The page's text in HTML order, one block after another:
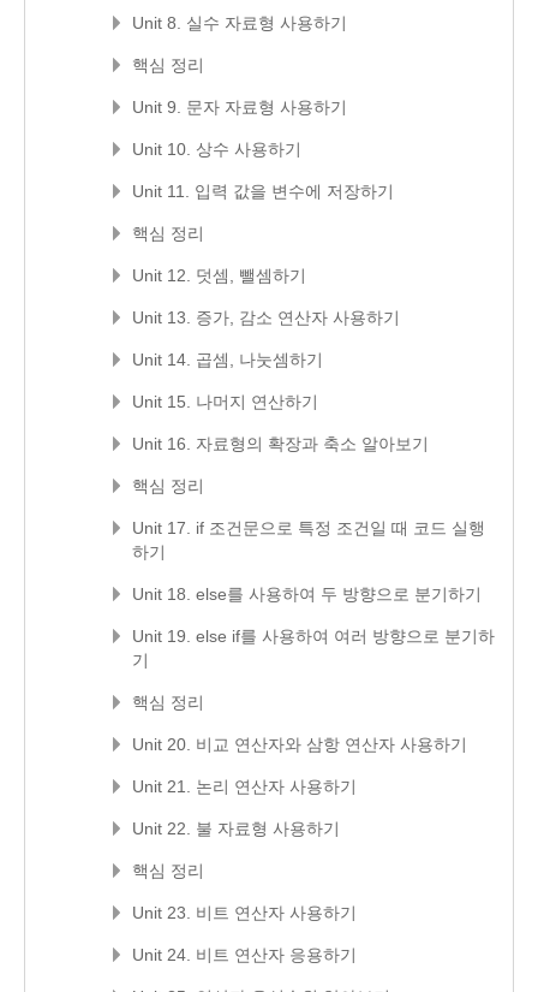
Unit 8. 실수 자료형 사용하기
핵심 정리
Unit 9. 문자 자료형 사용하기
Unit 10. 상수 사용하기
Unit 11. 입력 값을 변수에 저장하기
핵심 정리
Unit 12. 덧셈, 뺄셈하기
Unit 13. 증가, 감소 연산자 사용하기
Unit 14. 곱셈, 나눗셈하기
Unit 15. 나머지 연산하기
Unit 16. 자료형의 확장과 축소 알아보기
핵심 정리
Unit 17. if 조건문으로 특정 조건일 때 코드 실행
하기
Unit 18. else를 사용하여 두 방향으로 분기하기
Unit 19. else if를 사용하여 여러 방향으로 분기하
기
핵심 정리
Unit 20. 비교 연산자와 삼항 연산자 사용하기
Unit 21. 논리 연산자 사용하기
Unit 22. 불 자료형 사용하기
핵심 정리
Unit 23. 비트 연산자 사용하기
Unit 24. 비트 연산자 응용하기